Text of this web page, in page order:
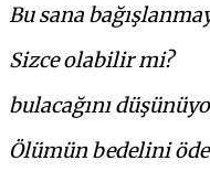
Bu sana
Sizce olabilir mi?
bulacağını
Ölümün bedelini